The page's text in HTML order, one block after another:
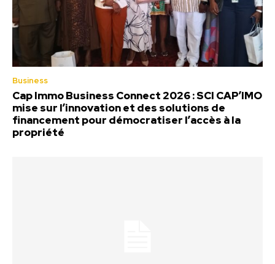
Business
Cap Immo Business Connect 2026 : SCI CAP’IMO
mise sur l’innovation et des solutions de
financement pour démocratiser l’accès à la
propriété